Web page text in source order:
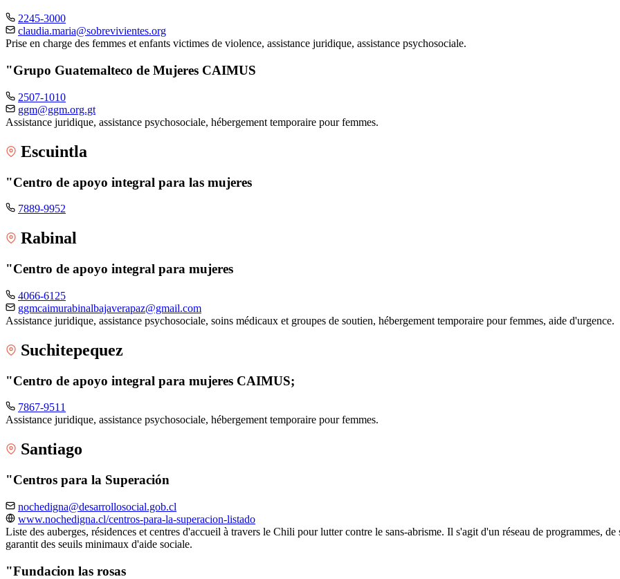
2245-3000
claudia.maria@sobrevivientes.org
Prise en charge des femmes et enfants victimes de violence, assistance juridique, assistance psychosociale.
"Grupo Guatemalteco de Mujeres CAIMUS
2507-1010
ggm@ggm.org.gt
Assistance juridique, assistance psychosociale, hébergement temporaire pour femmes.
Escuintla
"Centro de apoyo integral para las mujeres
7889-9952
Rabinal
"Centro de apoyo integral para mujeres
4066-6125
ggmcaimurabinalbajaverapaz@gmail.com
Assistance juridique, assistance psychosociale, soins médicaux et groupes de soutien, hébergement temporaire pour femmes, aide d'urgence.
Suchitepequez
"Centro de apoyo integral para mujeres CAIMUS;
7867-9511
Assistance juridique, assistance psychosociale, hébergement temporaire pour femmes.
Santiago
"Centros para la Superación
nochedigna@desarrollosocial.gob.cl
www.nochedigna.cl/centros-para-la-superacion-listado
Liste des auberges, résidences et centres d'accueil à travers le Chili pour lutter contre le sans-abrisme. Il s'agit d'un réseau de programmes,
garantit des seuils minimaux d'aide sociale.
"Fundacion las rosas